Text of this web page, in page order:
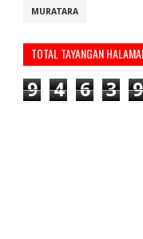
MURATARA
TOTAL TAYANGAN
9 4 6 3 9